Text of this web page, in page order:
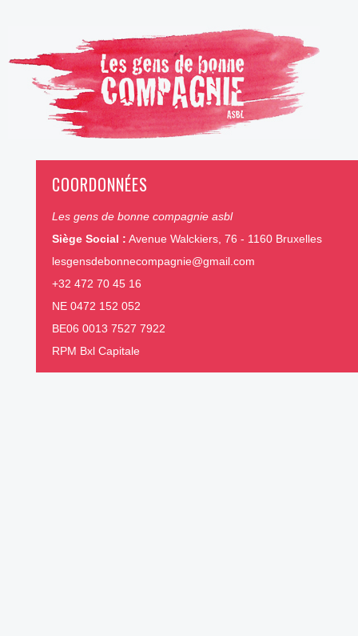
COORDONNÉES
Les gens de bonne compagnie asbl
Siège Social : Avenue Walckiers, 76 - 1160 Bruxelles
lesgensdebonnecompagnie@gmail.com
+32 472 70 45 16
NE 0472 152 052
BE06 0013 7527 7922
RPM Bxl Capitale